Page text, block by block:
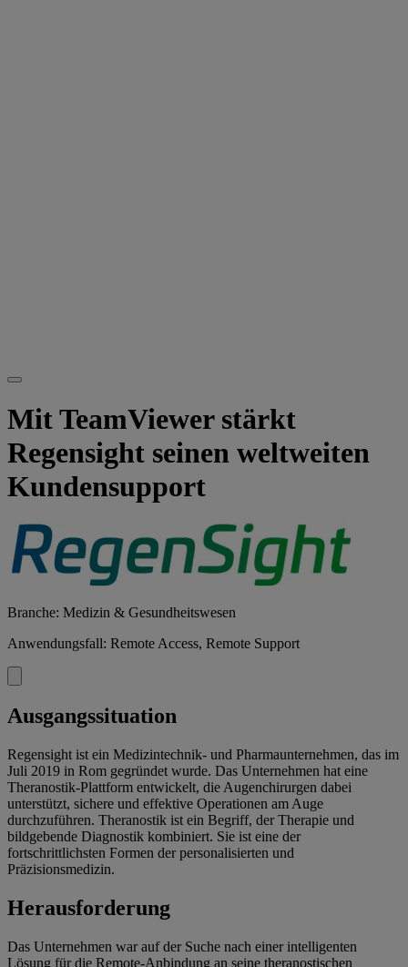
Mit TeamViewer stärkt
Regensight seinen weltweiten
Kundensupport
Branche: Medizin & Gesundheitswesen
Anwendungsfall: Remote Access, Remote Support
Ausgangssituation
Regensight ist ein Medizintechnik- und Pharmaunternehmen, das im
Juli 2019 in Rom gegründet wurde. Das Unternehmen hat eine
Theranostik-Plattform entwickelt, die Augenchirurgen dabei
unterstützt, sichere und effektive Operationen am Auge
durchzuführen. Theranostik ist ein Begriff, der Therapie und
bildgebende Diagnostik kombiniert. Sie ist eine der
fortschrittlichsten Formen der personalisierten und
Präzisionsmedizin.
Herausforderung
Das Unternehmen war auf der Suche nach einer intelligenten
Lösung für die Remote-Anbindung an seine theranostischen